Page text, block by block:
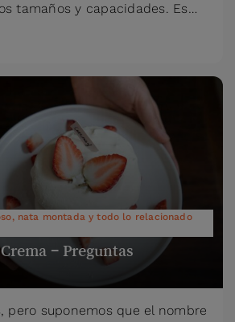
tamaños y capacidades. Es…
nata montada y todo lo relacionado
– Preguntas
pero suponemos que el nombre